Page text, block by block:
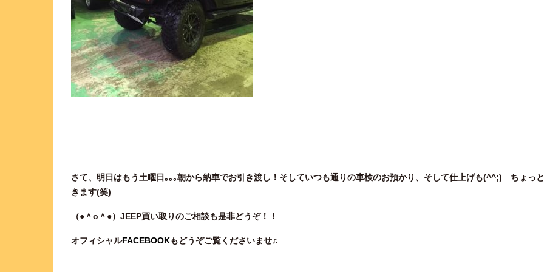
さて、明日はもう土曜日｡｡｡朝から納車でお引き渡し！そしていつも通りの車検のお預かり、そして仕上げも(^^;) ちょっ
きます(笑)
（●＾o ＾●）JEEP買い取りのご相談も是非どうぞ！！
オフィシャルFACEBOOKもどうぞご覧くださいませ♫